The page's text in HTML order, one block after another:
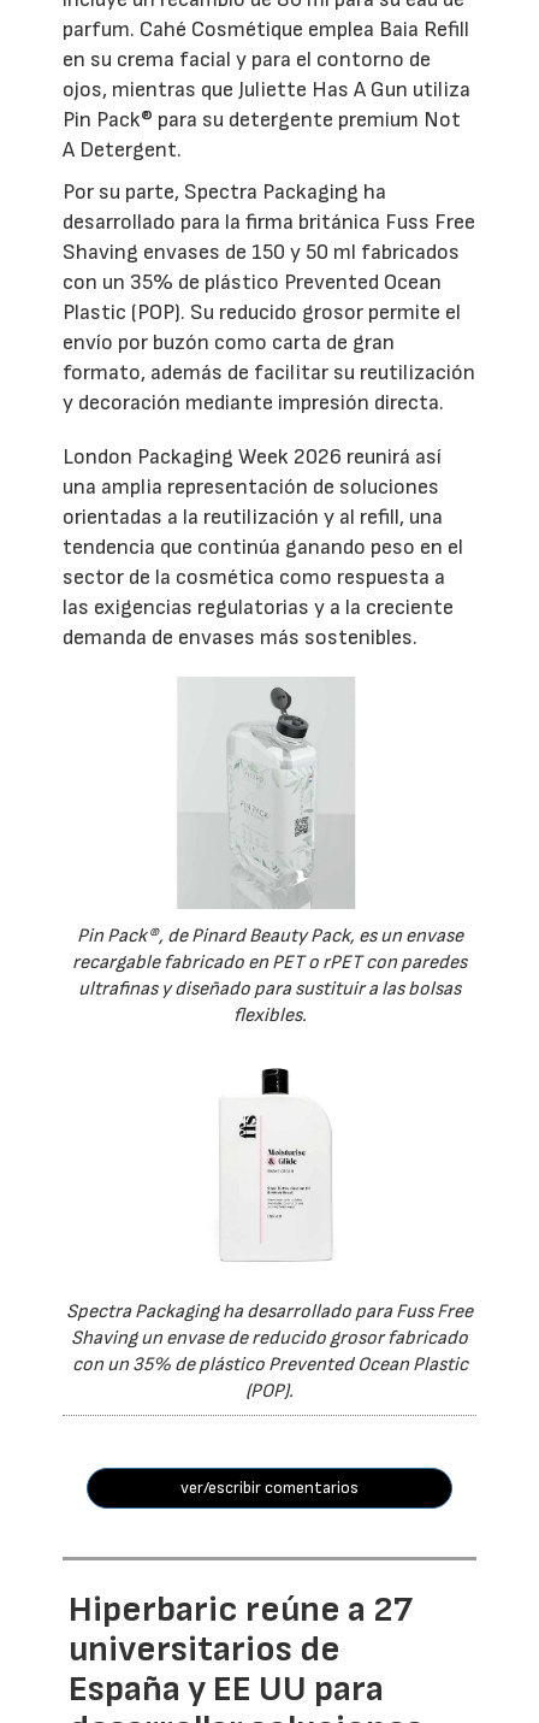
parfum. Cahé Cosmétique emplea Baia Refill
en su crema facial y para el contorno de
ojos, mientras que Juliette Has A Gun utiliza
Pin Pack® para su detergente premium Not
A Detergent.
Por su parte, Spectra Packaging ha
desarrollado para la firma británica Fuss Free
Shaving envases de 150 y 50 ml fabricados
con un 35% de plástico Prevented Ocean
Plastic (POP). Su reducido grosor permite el
envío por buzón como carta de gran
formato, además de facilitar su reutilización
y decoración mediante impresión directa.
London Packaging Week 2026 reunirá así
una amplia representación de soluciones
orientadas a la reutilización y al refill, una
tendencia que continúa ganando peso en el
sector de la cosmética como respuesta a
las exigencias regulatorias y a la creciente
demanda de envases más sostenibles.
Pin Pack®, de Pinard Beauty Pack, es un envase
recargable fabricado en PET o rPET con paredes
ultrafinas y diseñado para sustituir a las bolsas
flexibles.
Spectra Packaging ha desarrollado para Fuss Free
Shaving un envase de reducido grosor fabricado
con un 35% de plástico Prevented Ocean Plastic
(POP).
ver/escribir comentarios
Hiperbaric reúne a 27
universitarios de
España y EE UU para